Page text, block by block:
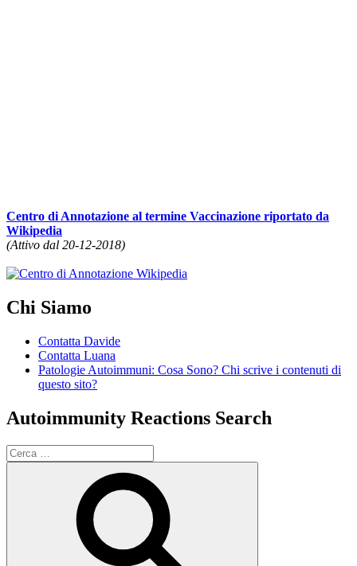
Centro di Annotazione al termine Vaccinazione riportato da
Wikipedia
(Attivo dal 20-12-2018)
Chi Siamo
Contatta Davide
Contatta Luana
Patologie Autoimmuni: Cosa Sono? Chi scrive i contenuti di
questo sito?
Autoimmunity Reactions Search
Cerca: